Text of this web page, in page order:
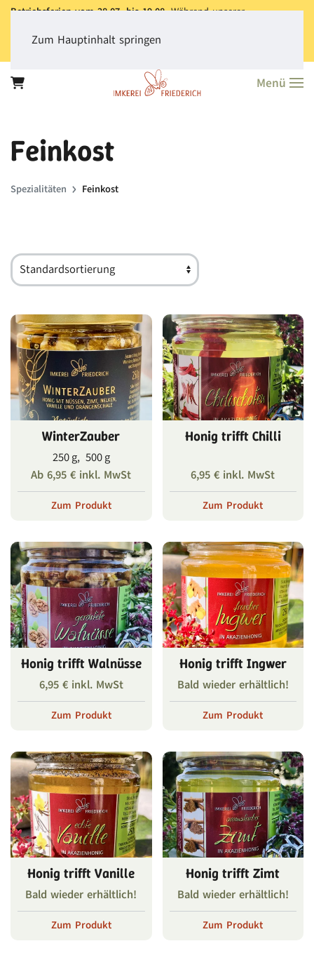
Betriebsferien vom 28.07. bis 19.08.Während unserer
dass derVersand aller Bestellungen erst ab dem 20.08.
Vielen Dank für Ihr Verständnis!
Zum Hauptinhalt springen
Menü
Feinkost
Spezialitäten Feinkost
WinterZauber
250 g, 500 g
Ab6,95€ inkl. MwSt
Zum Produkt
Honig trifft Chilli
6,95€ inkl. MwSt
Zum Produkt
Honig trifft Walnüsse
6,95 €inkl. MwSt
Zum Produkt
Honig trifft Ingwer
Bald wieder erhältlich!
Zum Produkt
Honig trifft Vanille
Bald wieder erhältlich!
Zum Produkt
Honig trifft Zimt
Bald wieder erhältlich!
Zum Produkt